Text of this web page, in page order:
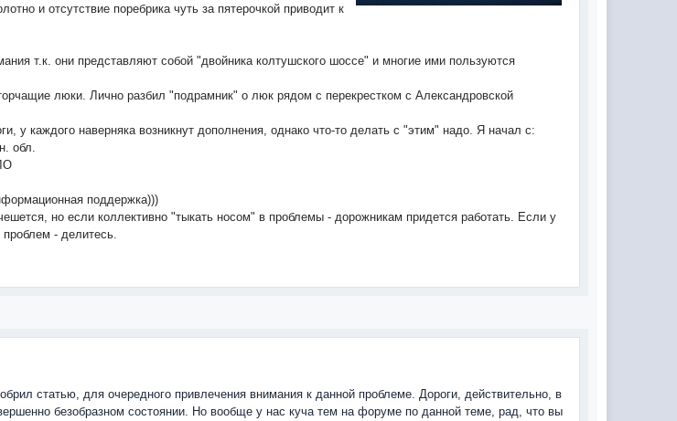
и отсутствие поребрика чуть за пятерочкой приводит к
т.к. они представляют собой "двойника колтушского шоссе" и многие ими пользуются
люки. Лично разбил "подрамник" о люк рядом с перекрестком с Александровской
у каждого наверняка возникнут дополнения, однако что-то делать с "этим" надо. Я начал с:
обл.
поддержка)))
но если коллективно "тыкать носом" в проблемы - дорожникам придется работать. Если у
- делитесь.
статью, для очередного привлечения внимания к данной проблеме. Дороги, действительно, в
безобразном состоянии. Но вообще у нас куча тем на форуме по данной теме, рад, что вы